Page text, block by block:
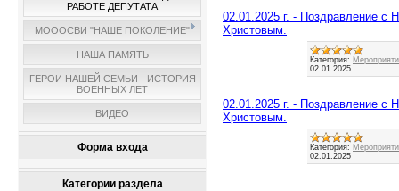
РАБОТЕ ДЕПУТАТА
МОООСВИ "НАШЕ ПОКОЛЕНИЕ"
НАША ПАМЯТЬ
ГЕРОИ НАШЕЙ СЕМЬИ - ИСТОРИЯ
ВОЕННЫХ ЛЕТ
ВИДЕО
Форма входа
Категории раздела
02.01.2025 г. - Поздравление
Христовым.
Категория:
02.01.2025
02.01.2025 г. - Поздравление
Христовым.
Категория:
02.01.2025